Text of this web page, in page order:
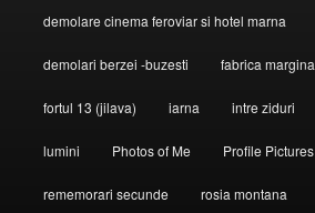
demolare cinema feroviar si hotel marna
demolari berzei -buzesti fabrica margina
fortul 13 (jilava) iarna intre ziduri
lumini Photos of Me Profile Pictures
rememorari secunde rosia montana